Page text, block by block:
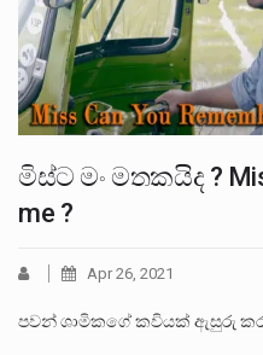
මිස්ට මං මතකයිද ?
me ?
Apr 26, 2021
පවන් ශාමිකගේ කවියක් ඇසුරු